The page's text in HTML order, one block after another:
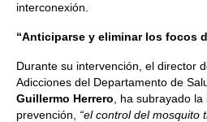
interconexión.
“Anticiparse y eliminar los focos
Durante su intervención, el director
Adicciones del Departamento de
Guillermo Herrero , ha subrayado
prevención, “el control del mosquito